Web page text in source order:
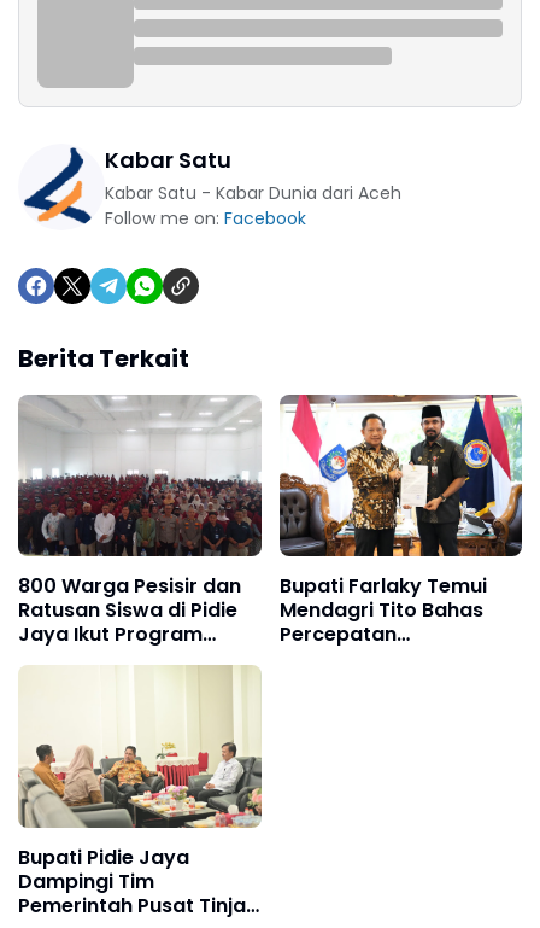
Kabar Satu
Kabar Satu - Kabar Dunia dari Aceh
Follow me on: Facebook
Berita Terkait
800 Warga Pesisir dan
Ratusan Siswa di Pidie
Jaya Ikut Program
Pemulihan
Bupati Farlaky Temui
Mendagri Tito Bahas
Percepatan
Bupati Pidie Jaya
Dampingi Tim
Pemerintah Pusat Tinjau